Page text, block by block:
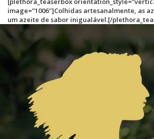
image=”1006″]Colhidas artesanalmente, as
um azeite de sabor inigualável.[/